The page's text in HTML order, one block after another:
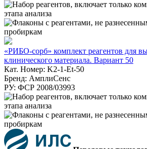
«РИБО-сорб» комплект реагентов для
клинического материала. Вариант 50
Кат. Номер: K2-1-Et-50
Бренд: АмплиСенс
РУ: ФСР 2008/03993